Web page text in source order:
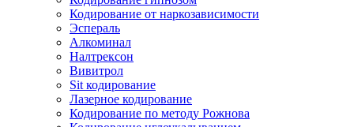
Кодирование от наркозависимости
Эспераль
Алкоминал
Налтрексон
Вивитрол
Sit кодирование
Лазерное кодирование
Кодирование по методу Рожнова